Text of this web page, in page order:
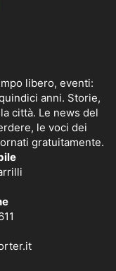
libero, eventi:
anni. Storie,
città. Le news del
le voci dei
gratuitamente.